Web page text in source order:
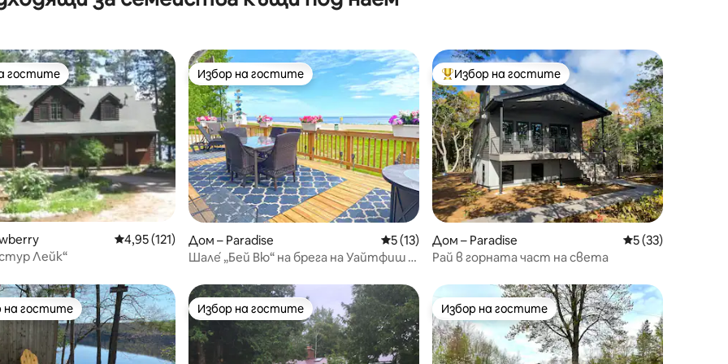
5, 17 отзива
гостите
гостите
Средна оценка: 4,95 от 5, 121 отзива
4,95 (121)
Лейк“
Избор на гостите
Избор на гостите
Дом – Paradise Средна оценка: 5 от 5, 13 отзива
5 (13)
Шале́ „Бей Вю“ на брега на Уайтфиш (3
Най-популярен избор на гостите
Избор на гостите
Дом – Paradise Средна оценка:
5 (33)
Рай в горната част на света
избор на гостите
на гостите Избор на гостите
Избор на гостите Избор на гостите
Избор на гостите